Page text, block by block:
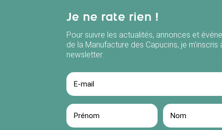
Je ne rate rien !
Pour suivre les actualités, annonces et
de la Manufacture des Capucins, je m'inscris
newsletter.